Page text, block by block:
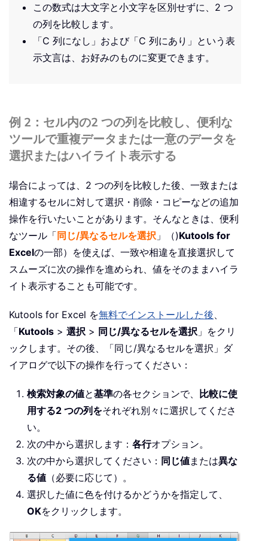
この数式は大文字と小文字を区別せずに、2 つ
の列を比較します。
「C 列になし」および「C 列にあり」という表
示文言は、お好みのものに変更できます。
例 2：セル内の2 つの列を比較し、便利な
ツールで重複データまたは一意のデータを
選択またはハイライト表示する
場合によっては、2 つの列を比較した後、一致または
相違するセルに対して選択・削除・コピーなどの追加
操作を行いたいことがあります。そんなときは、便利
なツール「同じ/異なるセルを選択 」（)Kutools for
Excelの一部）を使えば、一致や相違を直接選択して
スムーズに次の操作を進められ、値をそのままハイラ
イト表示することも可能です。
Kutools for Excel を無料でインストールした後
「Kutools > 選択 > 同じ/異なるセルを選択 」をクリ
ックします。その後、「同じ/異なるセルを選択」ダ
イアログで以下の操作を行ってください：
検索対象の値と基準の各セクションで、 比較に使
用する2 つの列をそれぞれ別々に選択してくださ
い。
次の中から選択します： 各行オプション。
次の中から選択してください： 同じ値または異な
る値 （必要に応じて）。
選択した値に色を付けるかどうかを指定して、
OKをクリックします。